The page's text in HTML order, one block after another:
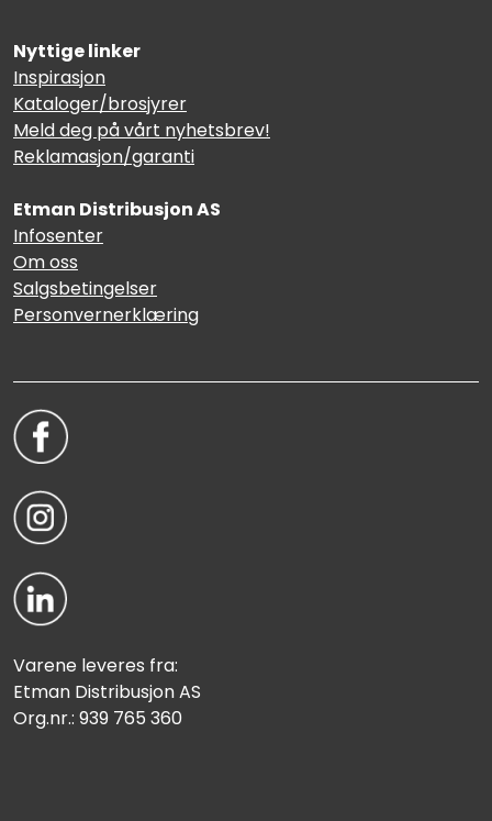
Nyttige linker
Inspirasjon
Kataloger/brosjyrer
Meld deg på vårt nyhetsbrev!
Reklamasjon/garanti
Etman Distribusjon AS
Infosenter
Om oss
Salgsbetingelser
Personvernerklæring
Varene leveres fra:
Etman Distribusjon AS
Org.nr.: 939 765 360